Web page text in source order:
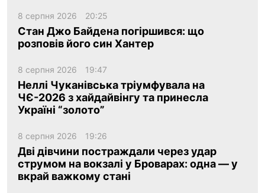
8 серпня 2026 20:25
Стан Джо Байдена погіршився: що
розповів його син Хантер
8 серпня 2026 19:47
Неллі Чуканівська тріумфувала на
ЧЄ-2026 з хайдайвінгу та принесла
Україні “золото”
8 серпня 2026 19:26
Дві дівчини постраждали через удар
струмом на вокзалі у Броварах: одна — у
вкрай важкому стані